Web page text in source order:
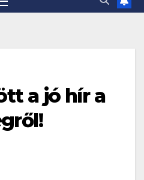
a jó hír a